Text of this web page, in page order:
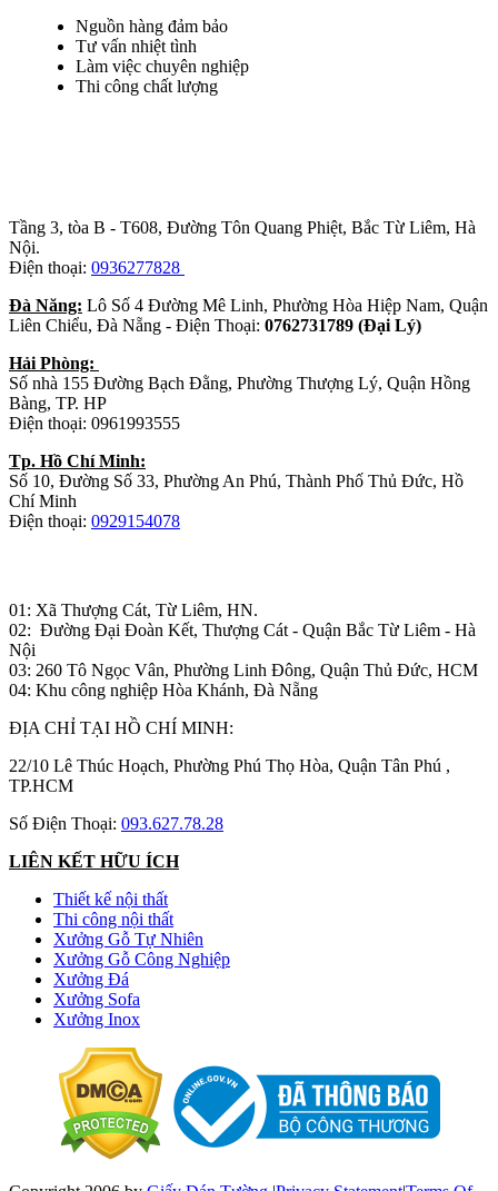
Nguồn hàng đảm bảo
Tư vấn nhiệt tình
Làm việc chuyên nghiệp
Thi công chất lượng
Tầng 3, tòa B - T608, Đường Tôn Quang Phiệt, Bắc Từ Liêm, Hà
Nội.
Điện thoại: 0936277828
Đà Năng: Lô Số 4 Đường Mê Linh, Phường Hòa Hiệp Nam, Quận
Liên Chiểu, Đà Nẵng - Điện Thoại: 0762731789 (Đại Lý)
Hải Phòng:
Số nhà 155 Đường Bạch Đằng, Phường Thượng Lý, Quận Hồng
Bàng, TP. HP
Điện thoại: 0961993555
Tp. Hồ Chí Minh:
Số 10, Đường Số 33, Phường An Phú, Thành Phố Thủ Đức, Hồ
Chí Minh
Điện thoại: 0929154078
01: Xã Thượng Cát, Từ Liêm, HN.
02: Đường Đại Đoàn Kết, Thượng Cát - Quận Bắc Từ Liêm - Hà
Nội
03: 260 Tô Ngọc Vân, Phường Linh Đông, Quận Thủ Đức, HCM
04: Khu công nghiệp Hòa Khánh, Đà Nẵng
ĐỊA CHỈ TẠI HỒ CHÍ MINH:
22/10 Lê Thúc Hoạch, Phường Phú Thọ Hòa, Quận Tân Phú ,
TP.HCM
Số Điện Thoại: 093.627.78.28
LIÊN KẾT HỮU ÍCH
Thiết kế nội thất
Thi công nội thất
Xưởng Gỗ Tự Nhiên
Xưởng Gỗ Công Nghiệp
Xưởng Đá
Xưởng Sofa
Xưởng Inox